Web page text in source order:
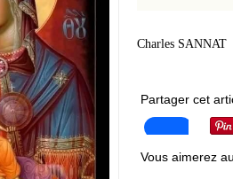
Charles SANNAT
Partager cet
Vous aimerez